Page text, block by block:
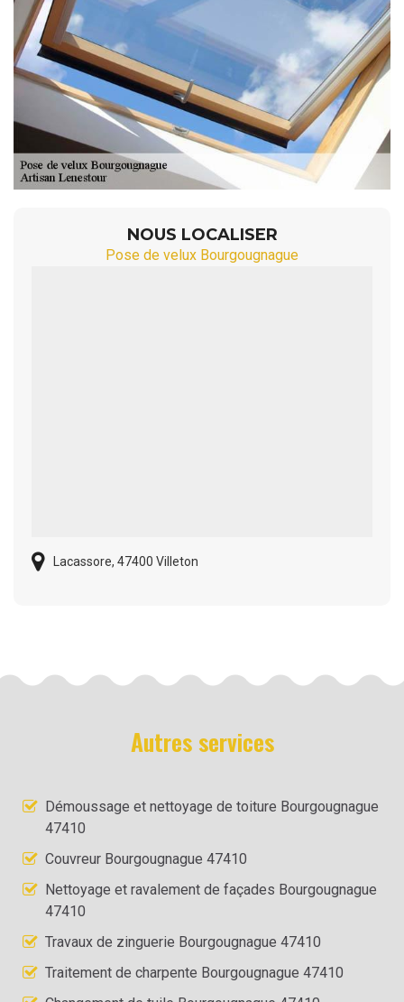
NOUS LOCALISER
Pose de velux Bourgougnague
Lacassore, 47400 Villeton
Autres services
Démoussage et nettoyage de toiture Bourgougnague
47410
Couvreur Bourgougnague 47410
Nettoyage et ravalement de façades Bourgougnague
47410
Travaux de zinguerie Bourgougnague 47410
Traitement de charpente Bourgougnague 47410